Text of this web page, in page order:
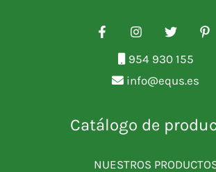
954 930 155
info@equs.es
Catálogo de
NUESTROS